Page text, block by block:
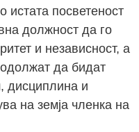
истата посветеност
должност да го
и независност, а
да бидат
дисциплина и
на земја членка на